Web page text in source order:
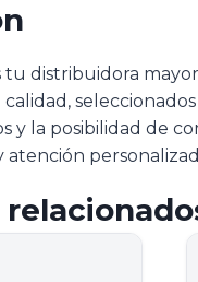
tu distribuidora
y la posibilidad de